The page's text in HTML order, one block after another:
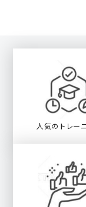
人気のトレー